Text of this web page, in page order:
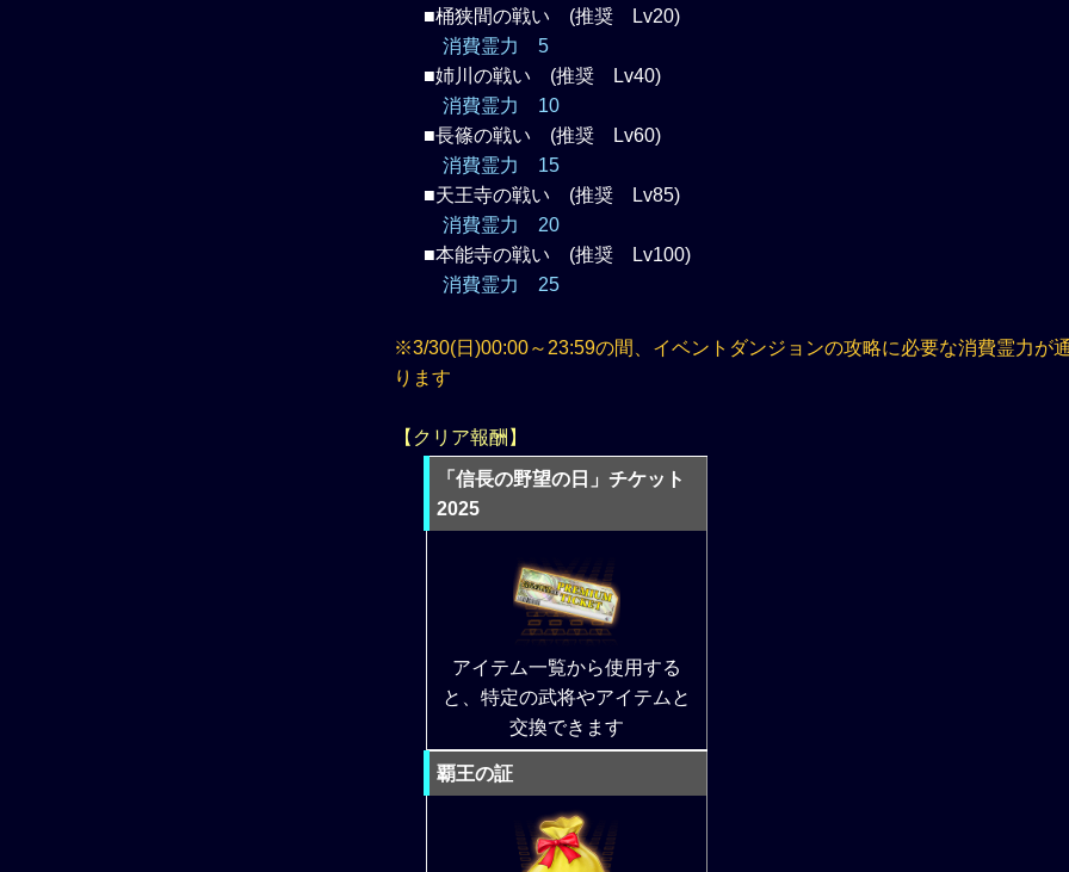
■桶狭間の戦い (推奨 Lv20)
消費霊力 5
■姉川の戦い (推奨 Lv40)
消費霊力 10
■長篠の戦い (推奨 Lv60)
消費霊力 15
■天王寺の戦い (推奨 Lv85)
消費霊力 20
■本能寺の戦い (推奨 Lv100)
消費霊力 25
※3/30(日)00:00～23:59の間、イベントダンジョンの攻略に必要な消費霊力が
ります
【クリア報酬】
「信長の野望の日」チケット
2025
アイテム一覧から使用する
と、特定の武将やアイテムと
交換できます
覇王の証